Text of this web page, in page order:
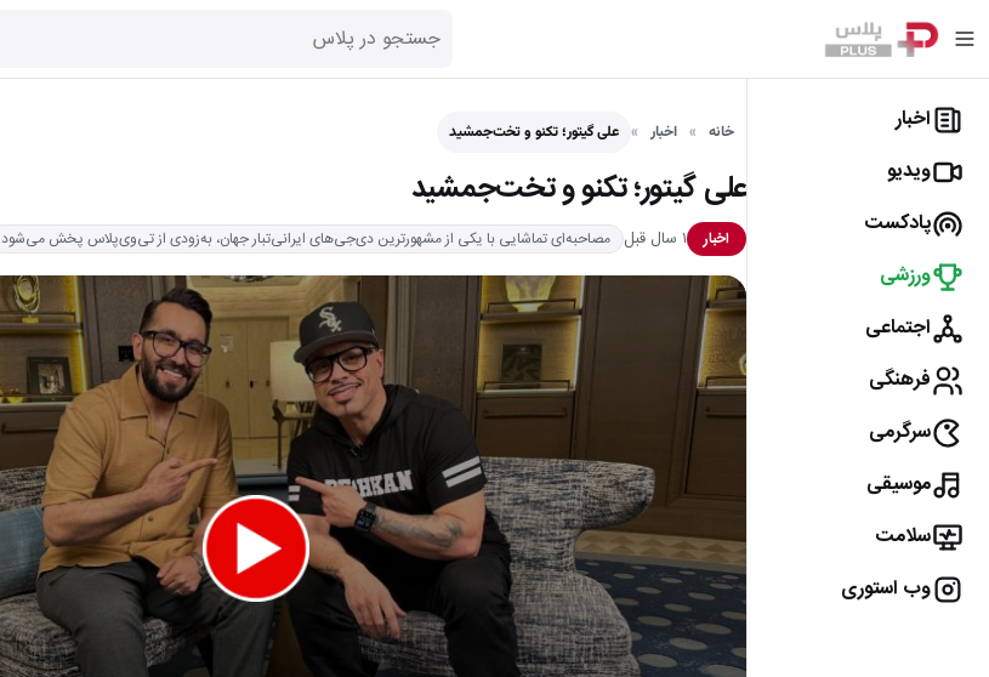
اخبار
ویدیو
پادکست
ورزشی
اجتماعی
فرهنگی
سرگرمی
موسیقی
سلامت
وب استوری
خانه اخبار علی گیتور؛ تکنو و تخت‌جمشید
علی گیتور؛ تکنو و تخت‌جمشید
اخبار ۱ سال قبل مصاحبه‌ای تماشایی با یکی از مشهورترین دی‌جی‌های ایرانی‌تبار جهان، به‌زودی از تی‌وی‌پلاس پخش می‌شود